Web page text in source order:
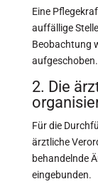
Eine
auffällige
Beobachtung
aufgeschoben.
2. Die
Für die
ärztliche
behandelnde
eingebunden.